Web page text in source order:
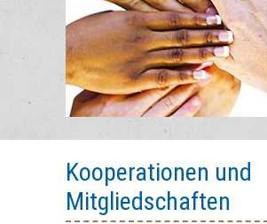
Kooperationen und
Mitgliedschaften